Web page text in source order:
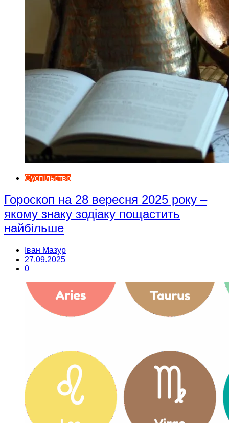
Суспільство
Гороскоп на 28 вересня 2025 року –
якому знаку зодіаку пощастить
найбільше
Іван Мазур
27.09.2025
0